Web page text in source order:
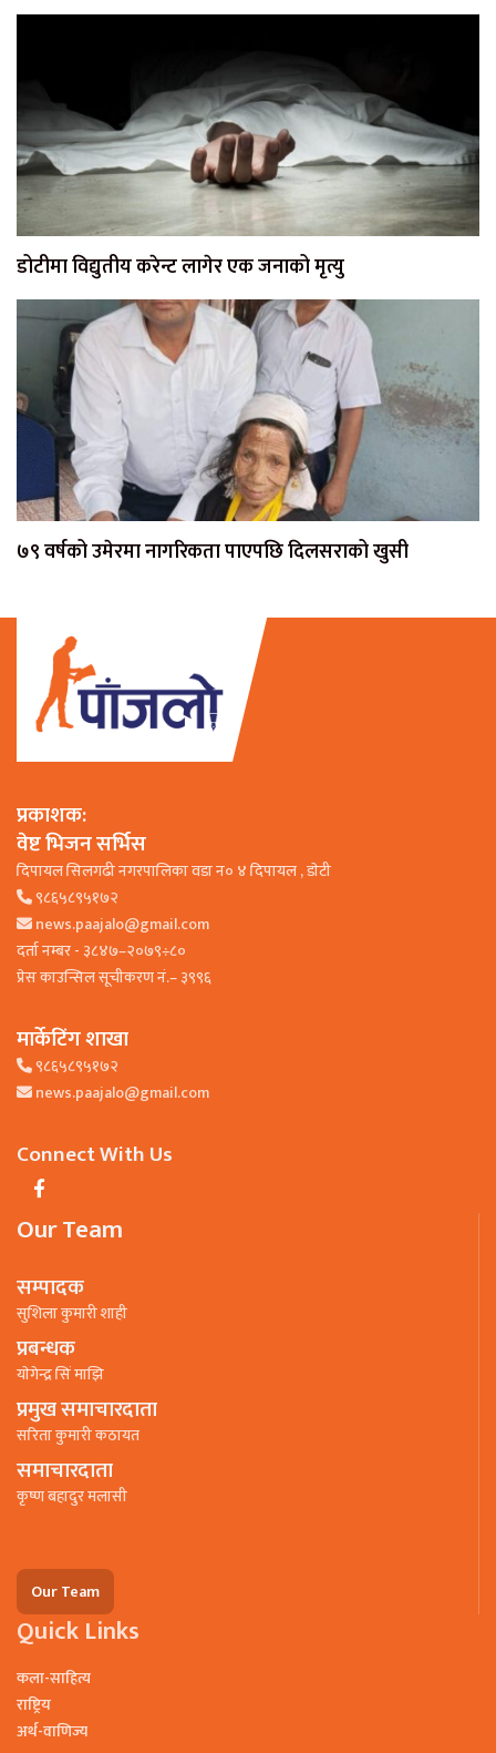
डोटीमा विद्युतीय करेन्ट लागेर एक जनाको मृत्यु
७९ वर्षको उमेरमा नागरिकता पाएपछि दिलसराको खुसी
प्रकाशक:
वेष्ट भिजन सर्भिस
दिपायल सिलगढी नगरपालिका वडा न० ४ दिपायल , डाेटी
९८६५८९५१७२
news.paajalo@gmail.com
दर्ता नम्बर - ३८४७–२०७९÷८०
प्रेस काउन्सिल सूचीकरण नं.– ३९९६
मार्केटिंग शाखा
९८६५८९५१७२
news.paajalo@gmail.com
Connect With Us
Our Team
सम्पादक
सुशिला कुमारी शाही
प्रबन्धक
याेगेन्द्र सिं माझि
प्रमुख समाचारदाता
सरिता कुमारी कठायत
समाचारदाता
कृष्ण बहादुर मलासी
Our Team
Quick Links
कला-साहित्य
राष्ट्रिय
अर्थ-वाणिज्य